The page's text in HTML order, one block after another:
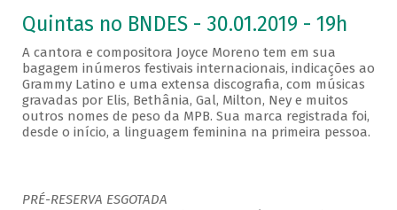
Quintas no BNDES - 30.01.2019 - 19h
A cantora e compositora Joyce Moreno tem em sua
bagagem inúmeros festivais internacionais, indicações ao
Grammy Latino e uma extensa discografia, com músicas
gravadas por Elis, Bethânia, Gal, Milton, Ney e muitos
outros nomes de peso da MPB. Sua marca registrada foi,
desde o início, a linguagem feminina na primeira pessoa.
PRÉ-RESERVA ESGOTADA